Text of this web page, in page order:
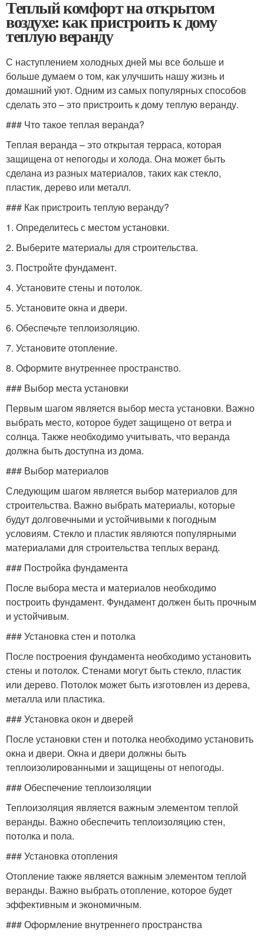
Теплый комфорт на открытом
воздухе: как пристроить к дому
теплую веранду
С наступлением холодных дней мы все больше и
больше думаем о том, как улучшить нашу жизнь и
домашний уют. Одним из самых популярных способов
сделать это – это пристроить к дому теплую веранду.
### Что такое теплая веранда?
Теплая веранда – это открытая терраса, которая
защищена от непогоды и холода. Она может быть
сделана из разных материалов, таких как стекло,
пластик, дерево или металл.
### Как пристроить теплую веранду?
1. Определитесь с местом установки.
2. Выберите материалы для строительства.
3. Постройте фундамент.
4. Установите стены и потолок.
5. Установите окна и двери.
6. Обеспечьте теплоизоляцию.
7. Установите отопление.
8. Оформите внутреннее пространство.
### Выбор места установки
Первым шагом является выбор места установки. Важно
выбрать место, которое будет защищено от ветра и
солнца. Также необходимо учитывать, что веранда
должна быть доступна из дома.
### Выбор материалов
Следующим шагом является выбор материалов для
строительства. Важно выбрать материалы, которые
будут долговечными и устойчивыми к погодным
условиям. Стекло и пластик являются популярными
материалами для строительства теплых веранд.
### Постройка фундамента
После выбора места и материалов необходимо
построить фундамент. Фундамент должен быть прочным
и устойчивым.
### Установка стен и потолка
После построения фундамента необходимо установить
стены и потолок. Стенами могут быть стекло, пластик
или дерево. Потолок может быть изготовлен из дерева,
металла или пластика.
### Установка окон и дверей
После установки стен и потолка необходимо установить
окна и двери. Окна и двери должны быть
теплоизолированными и защищены от непогоды.
### Обеспечение теплоизоляции
Теплоизоляция является важным элементом теплой
веранды. Важно обеспечить теплоизоляцию стен,
потолка и пола.
### Установка отопления
Отопление также является важным элементом теплой
веранды. Важно выбрать отопление, которое будет
эффективным и экономичным.
### Оформление внутреннего пространства